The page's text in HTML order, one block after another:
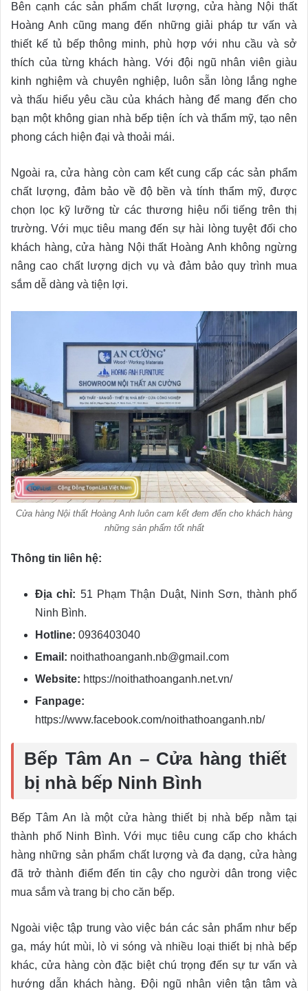
Bên cạnh các sản phẩm chất lượng, cửa hàng Nội thất
Hoàng Anh cũng mang đến những giải pháp tư vấn và
thiết kế tủ bếp thông minh, phù hợp với nhu cầu và sở
thích của từng khách hàng. Với đội ngũ nhân viên giàu
kinh nghiệm và chuyên nghiệp, luôn sẵn lòng lắng nghe
và thấu hiểu yêu cầu của khách hàng để mang đến cho
bạn một không gian nhà bếp tiện ích và thẩm mỹ, tạo nên
phong cách hiện đại và thoải mái.
Ngoài ra, cửa hàng còn cam kết cung cấp các sản phẩm
chất lượng, đảm bảo về độ bền và tính thẩm mỹ, được
chọn lọc kỹ lưỡng từ các thương hiệu nổi tiếng trên thị
trường. Với mục tiêu mang đến sự hài lòng tuyệt đối cho
khách hàng, cửa hàng Nội thất Hoàng Anh không ngừng
nâng cao chất lượng dịch vụ và đảm bảo quy trình mua
sắm dễ dàng và tiện lợi.
Cửa hàng Nội thất Hoàng Anh luôn cam kết đem đến cho khách hàng
những sản phẩm tốt nhất
Thông tin liên hệ:
Địa chỉ: 51 Phạm Thận Duật, Ninh Sơn, thành phố
Ninh Bình.
Hotline: 0936403040
Email: noithathoanganh.nb@gmail.com
Website: https://noithathoanganh.net.vn/
Fanpage:
https://www.facebook.com/noithathoanganh.nb/
Bếp Tâm An – Cửa hàng thiết
bị nhà bếp Ninh Bình
Bếp Tâm An là một cửa hàng thiết bị nhà bếp nằm tại
thành phố Ninh Bình. Với mục tiêu cung cấp cho khách
hàng những sản phẩm chất lượng và đa dạng, cửa hàng
đã trở thành điểm đến tin cậy cho người dân trong việc
mua sắm và trang bị cho căn bếp.
Ngoài việc tập trung vào việc bán các sản phẩm như bếp
ga, máy hút mùi, lò vi sóng và nhiều loại thiết bị nhà bếp
khác, cửa hàng còn đặc biệt chú trọng đến sự tư vấn và
hướng dẫn khách hàng. Đội ngũ nhân viên tận tâm và